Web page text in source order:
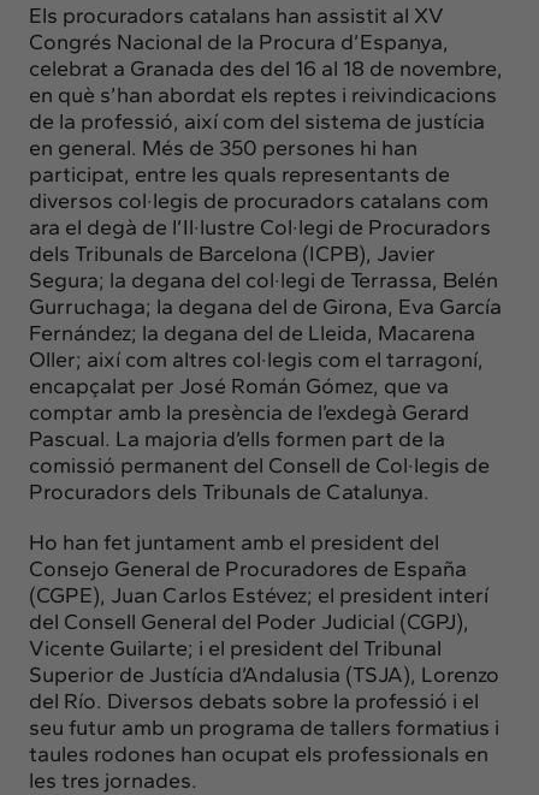
Els procuradors catalans han assistit al XV
Congrés Nacional de la Procura d’Espanya,
celebrat a Granada des del 16 al 18 de novembre,
en què s’han abordat els reptes i reivindicacions
de la professió, així com del sistema de justícia
en general. Més de 350 persones hi han
participat, entre les quals representants de
diversos col·legis de procuradors catalans com
ara el degà de l’Il·lustre Col·legi de Procuradors
dels Tribunals de Barcelona (ICPB), Javier
Segura; la degana del col·legi de Terrassa, Belén
Gurruchaga; la degana del de Girona, Eva García
Fernández; la degana del de Lleida, Macarena
Oller; així com altres col·legis com el tarragoní,
encapçalat per José Román Gómez, que va
comptar amb la presència de l’exdegà Gerard
Pascual. La majoria d’ells formen part de la
comissió permanent del Consell de Col·legis de
Procuradors dels Tribunals de Catalunya.
Ho han fet juntament amb el president del
Consejo General de Procuradores de España
(CGPE), Juan Carlos Estévez; el president interí
del Consell General del Poder Judicial (CGPJ),
Vicente Guilarte; i el president del Tribunal
Superior de Justícia d’Andalusia (TSJA), Lorenzo
del Río. Diversos debats sobre la professió i el
seu futur amb un programa de tallers formatius i
taules rodones han ocupat els professionals en
les tres jornades.